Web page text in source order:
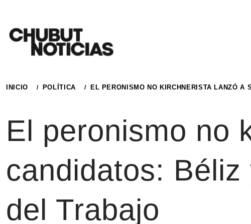
contenido
INICIO POLÍTICA EL PERONISMO NO KIRCHNERISTA LANZÓ
El peronismo no
candidatos:
del Trabajo